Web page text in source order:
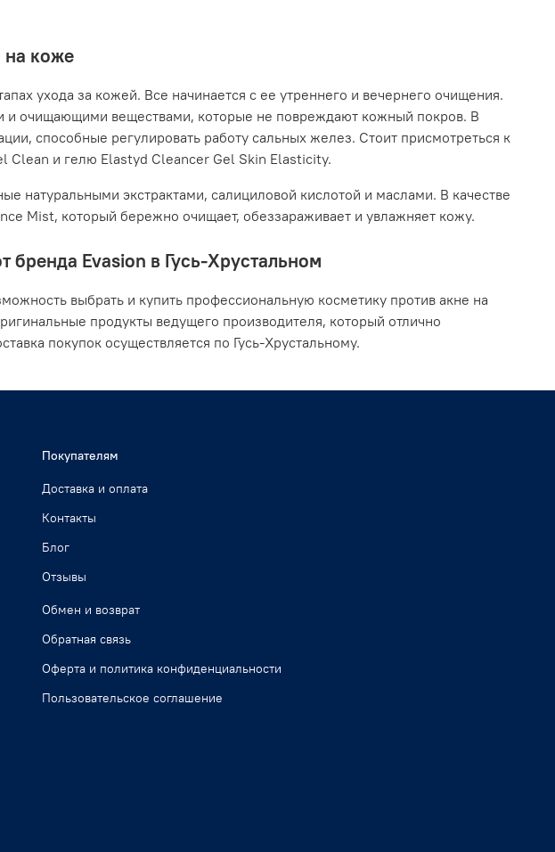
на коже
ухода за кожей. Все начинается с ее утреннего и вечернего очищения.
и очищающими веществами, которые не повреждают кожный покров. В
способные регулировать работу сальных желез. Стоит присмотреться к
Clean и гелю Elastyd Cleancer Gel Skin Elasticity.
натуральными экстрактами, салициловой кислотой и маслами. В качестве
Mist, который бережно очищает, обеззараживает и увлажняет кожу.
бренда Evasion в Гусь-Хрустальном
выбрать и купить профессиональную косметику против акне на
продукты ведущего производителя, который отлично
покупок осуществляется по Гусь-Хрустальному.
Покупателям
Доставка и оплата
Контакты
Блог
Отзывы
Обмен и возврат
Обратная связь
Оферта и политика конфиденциальности
Пользовательское соглашение